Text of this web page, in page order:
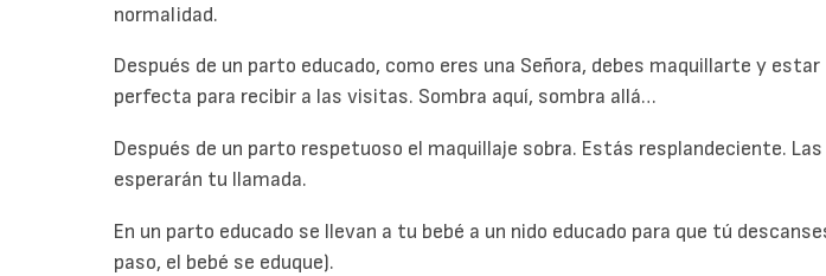
normalidad.
Después de un parto educado, como eres una Señora, debes maquillarte y estar
perfecta para recibir a las visitas. Sombra aquí, sombra allá…
Después de un parto respetuoso el maquillaje sobra. Estás resplandeciente.
esperarán tu llamada.
En un parto educado se llevan a tu bebé a un nido educado para que tú
paso, el bebé se eduque).